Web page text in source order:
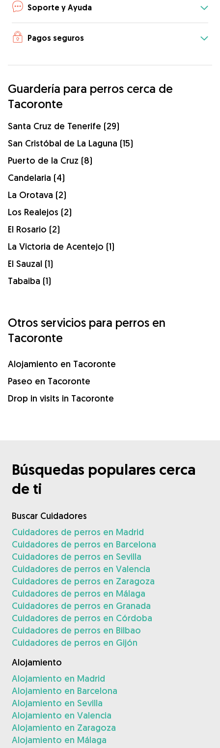
Soporte y Ayuda
Pagos seguros
Guardería para perros cerca de
Tacoronte
Santa Cruz de Tenerife (29)
San Cristóbal de La Laguna (15)
Puerto de la Cruz (8)
Candelaria (4)
La Orotava (2)
Los Realejos (2)
El Rosario (2)
La Victoria de Acentejo (1)
El Sauzal (1)
Tabaiba (1)
Otros servicios para perros en
Tacoronte
Alojamiento en Tacoronte
Paseo en Tacoronte
Drop in visits in Tacoronte
Búsquedas populares cerca
de ti
Buscar Cuidadores
Cuidadores de perros en Madrid
Cuidadores de perros en Barcelona
Cuidadores de perros en Sevilla
Cuidadores de perros en Valencia
Cuidadores de perros en Zaragoza
Cuidadores de perros en Málaga
Cuidadores de perros en Granada
Cuidadores de perros en Córdoba
Cuidadores de perros en Bilbao
Cuidadores de perros en Gijón
Alojamiento
Alojamiento en Madrid
Alojamiento en Barcelona
Alojamiento en Sevilla
Alojamiento en Valencia
Alojamiento en Zaragoza
Alojamiento en Málaga